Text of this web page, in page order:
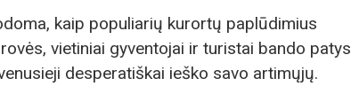
kaip populiarių kurortų paplūdimius
vietiniai gyventojai ir turistai bando patys
desperatiškai ieško savo artimųjų.